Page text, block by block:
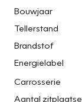
Bouwjaar
Tellerstand
Brandstof
Energielabel
Carrosserie
Aantal